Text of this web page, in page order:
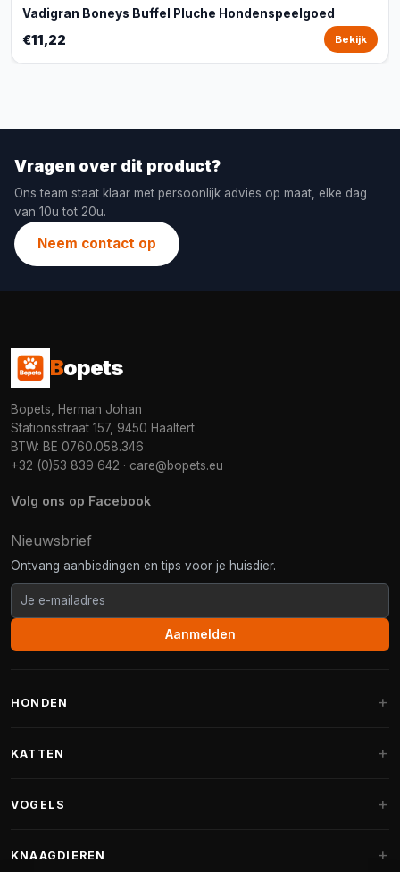
Vadigran Boneys Buffel Pluche Hondenspeelgoed
€11,22 Bekijk
Vragen over dit product?
Ons team staat klaar met persoonlijk advies op maat, elke dag
van 10u tot 20u.
Neem contact op
Bopets
Bopets, Herman Johan
Stationsstraat 157, 9450 Haaltert
BTW: BE 0760.058.346
+32 (0)53 839 642 · care@bopets.eu
Volg ons op Facebook
Nieuwsbrief
Ontvang aanbiedingen en tips voor je huisdier.
Aanmelden
HONDEN
Fantail hondenmanden
KATTEN
Krabpalen voor Maine Coon
VOGELS
KNAAGDIEREN